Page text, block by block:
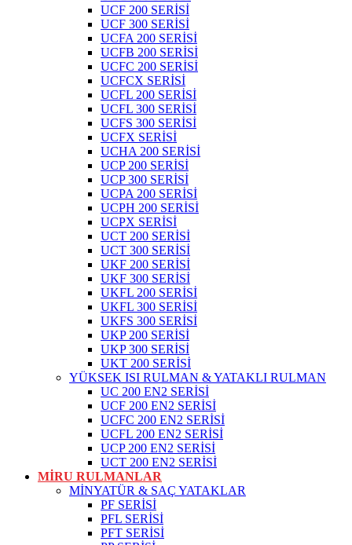
UCF 200 SERİSİ
UCF 300 SERİSİ
UCFA 200 SERİSİ
UCFB 200 SERİSİ
UCFC 200 SERİSİ
UCFCX SERİSİ
UCFL 200 SERİSİ
UCFL 300 SERİSİ
UCFS 300 SERİSİ
UCFX SERİSİ
UCHA 200 SERİSİ
UCP 200 SERİSİ
UCP 300 SERİSİ
UCPA 200 SERİSİ
UCPH 200 SERİSİ
UCPX SERİSİ
UCT 200 SERİSİ
UCT 300 SERİSİ
UKF 200 SERİSİ
UKF 300 SERİSİ
UKFL 200 SERİSİ
UKFL 300 SERİSİ
UKFS 300 SERİSİ
UKP 200 SERİSİ
UKP 300 SERİSİ
UKT 200 SERİSİ
YÜKSEK ISI RULMAN & YATAKLI RULMAN
UC 200 EN2 SERİSİ
UCF 200 EN2 SERİSİ
UCFC 200 EN2 SERİSİ
UCFL 200 EN2 SERİSİ
UCP 200 EN2 SERİSİ
UCT 200 EN2 SERİSİ
MİRU RULMANLAR
MİNYATÜR & SAÇ YATAKLAR
PF SERİSİ
PFL SERİSİ
PFT SERİSİ